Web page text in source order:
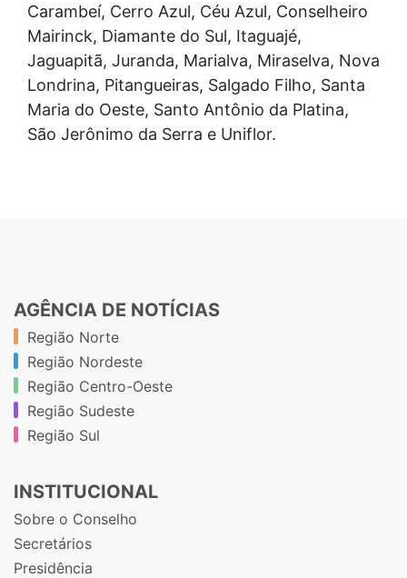
Carambeí, Cerro Azul, Céu Azul, Conselheiro
Mairinck, Diamante do Sul, Itaguajé,
Jaguapitã, Juranda, Marialva, Miraselva, Nova
Londrina, Pitangueiras, Salgado Filho, Santa
Maria do Oeste, Santo Antônio da Platina,
São Jerônimo da Serra e Uniflor.
AGÊNCIA DE NOTÍCIAS
Região Norte
Região Nordeste
Região Centro-Oeste
Região Sudeste
Região Sul
INSTITUCIONAL
Sobre o Conselho
Secretários
Presidência